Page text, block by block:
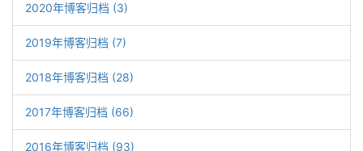
2020年博客归档 (3)
2019年博客归档 (7)
2018年博客归档 (28)
2017年博客归档 (66)
2016年博客归档 (93)